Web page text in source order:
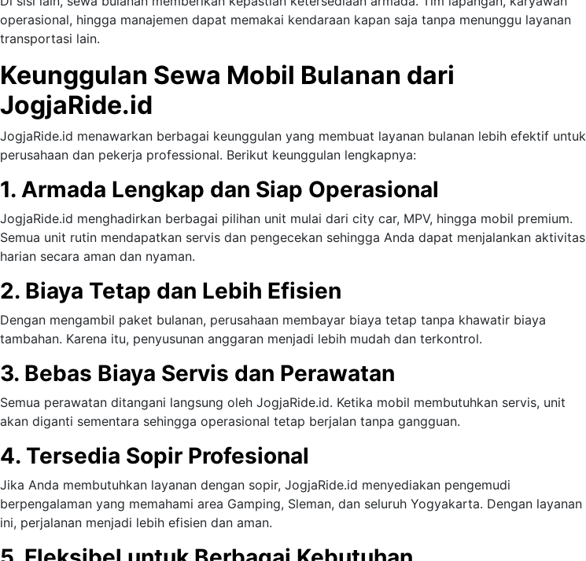
operasional, hingga manajemen dapat memakai kendaraan kapan saja tanpa menunggu layanan
transportasi lain.
Keunggulan Sewa Mobil Bulanan dari
JogjaRide.id
JogjaRide.id menawarkan berbagai keunggulan yang membuat layanan bulanan lebih efektif untuk
perusahaan dan pekerja professional. Berikut keunggulan lengkapnya:
1. Armada Lengkap dan Siap Operasional
JogjaRide.id menghadirkan berbagai pilihan unit mulai dari city car, MPV, hingga mobil premium.
Semua unit rutin mendapatkan servis dan pengecekan sehingga Anda dapat menjalankan aktivitas
harian secara aman dan nyaman.
2. Biaya Tetap dan Lebih Efisien
Dengan mengambil paket bulanan, perusahaan membayar biaya tetap tanpa khawatir biaya
tambahan. Karena itu, penyusunan anggaran menjadi lebih mudah dan terkontrol.
3. Bebas Biaya Servis dan Perawatan
Semua perawatan ditangani langsung oleh JogjaRide.id. Ketika mobil membutuhkan servis, unit
akan diganti sementara sehingga operasional tetap berjalan tanpa gangguan.
4. Tersedia Sopir Profesional
Jika Anda membutuhkan layanan dengan sopir, JogjaRide.id menyediakan pengemudi
berpengalaman yang memahami area Gamping, Sleman, dan seluruh Yogyakarta. Dengan layanan
ini, perjalanan menjadi lebih efisien dan aman.